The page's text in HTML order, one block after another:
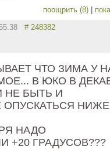
поощрить (8)
# 248382
ЧТО ЗИМА У
В ЮКО В
НЕ БЫТЬ И
ОПУСКАТЬСЯ НИЖЕ
НАДО
+20 ГРАДУСОВ???